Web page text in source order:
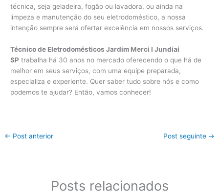
técnica, seja geladeira, fogão ou lavadora, ou ainda na
limpeza e manutenção do seu eletrodoméstico, a nossa
intenção sempre será ofertar excelência em nossos serviços.
Técnico de Eletrodomésticos Jardim Merci I Jundiaí
SP trabalha há 30 anos no mercado oferecendo o que há de
melhor em seus serviços, com uma equipe preparada,
especializa e experiente. Quer saber tudo sobre nós e como
podemos te ajudar? Então, vamos conhecer!
← Post anterior Post seguinte →
Posts relacionados